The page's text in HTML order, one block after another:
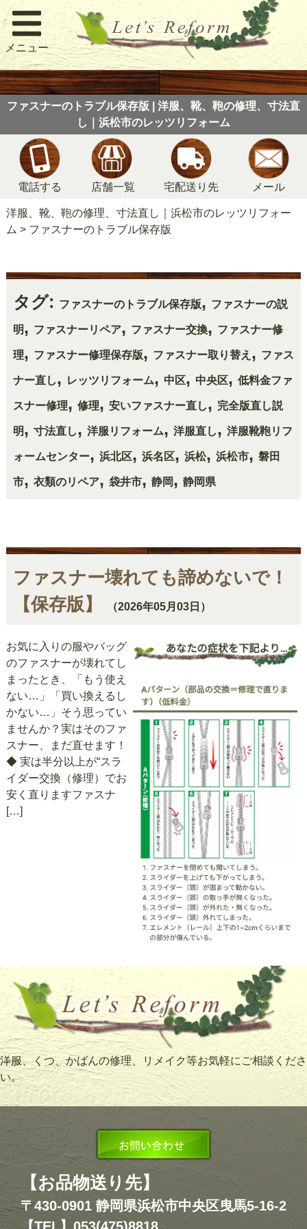
メニュー
ファスナーのトラブル保存版 | 洋服、靴、鞄の修理、寸法直
し｜浜松市のレッツリフォーム
電話する 店舗一覧 宅配送り先 メール
洋服、靴、鞄の修理、寸法直し｜浜松市のレッツリフォー
ム > ファスナーのトラブル保存版
タグ: ファスナーのトラブル保存版, ファスナーの説
明, ファスナーリペア, ファスナー交換, ファスナー修
理, ファスナー修理保存版, ファスナー取り替え , ファス
ナー直し, レッツリフォーム, 中区, 中央区, 低料金ファ
スナー修理, 修理, 安いファスナー直し, 完全版直し説
明, 寸法直し, 洋服リフォーム, 洋服直し, 洋服靴鞄リフ
ォームセンター, 浜北区, 浜名区, 浜松, 浜松市, 磐田
市, 衣類のリペア, 袋井市, 静岡, 静岡県
ファスナー壊れても諦めないで！
【保存版】
（2026年05月03日）
お気に入りの服やバッグ
のファスナーが壊れてし
まったとき、「もう使え
ない…」「買い換えるし
かない…」そう思ってい
ませんか？実はそのファ
スナー、まだ直せます！
◆ 実は半分以上が“スラ
イダー交換（修理）でお
安く直りますファスナ
[…]
洋服、くつ、かばんの修理、リメイク等お気軽にご相談くださ
い。
【お品物送り先】
〒430-0901 静岡県浜松市中央区曳馬5-16-2